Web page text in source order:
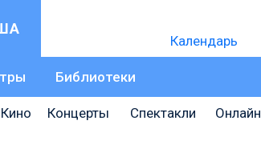
Календарь
Библиотеки
Кино Концерты Спектакли Онлайн